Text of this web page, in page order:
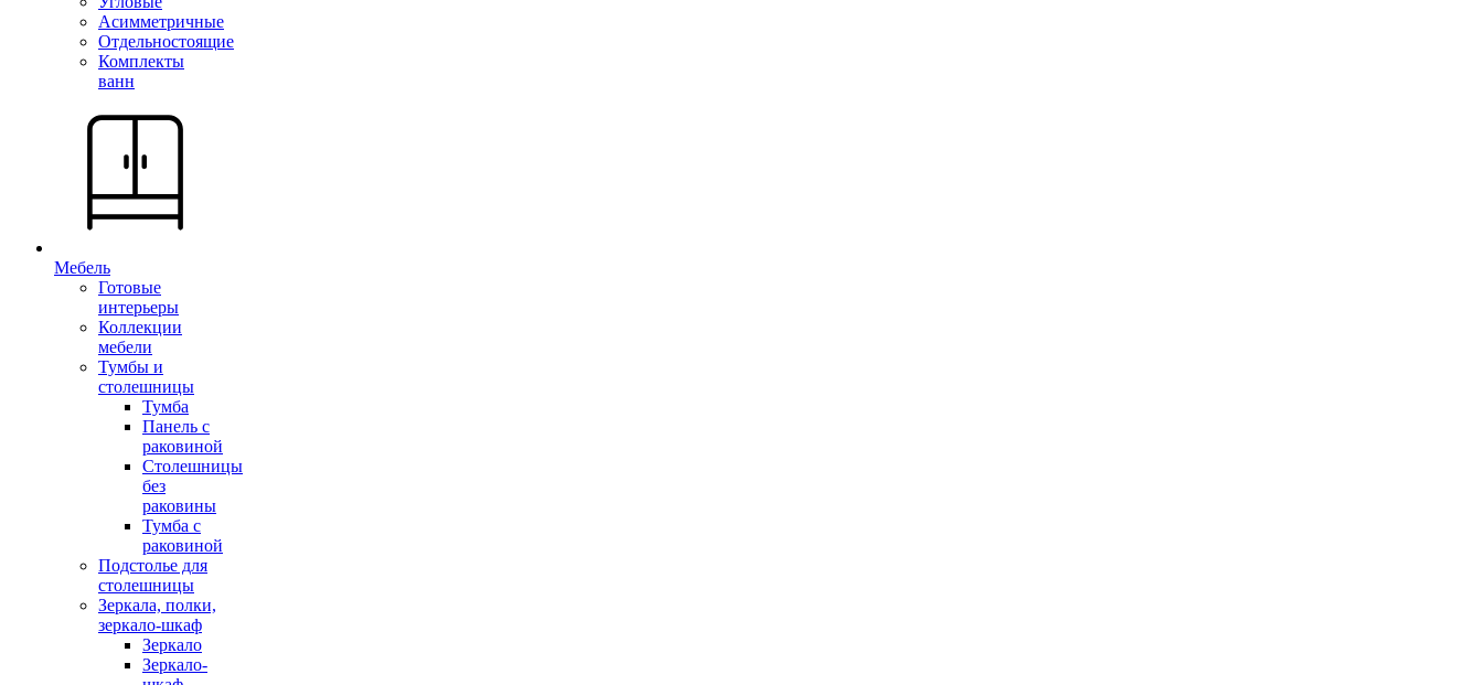
Асимметричные
Отдельностоящие
Комплекты
ванн
Мебель
Готовые
интерьеры
Коллекции
мебели
Тумбы и
столешницы
Тумба
Панель с
раковиной
Столешницы
без
раковины
Тумба с
раковиной
Подстолье для
столешницы
Зеркала, полки,
зеркало-шкаф
Зеркало
Зеркало-